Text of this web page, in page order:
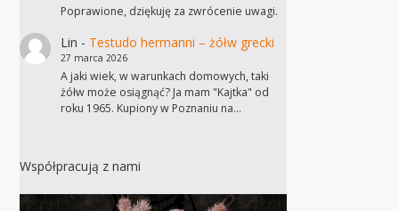
Poprawione, dziękuję za zwrócenie uwagi.
Lin - Testudo hermanni – żółw grecki
27 marca 2026
A jaki wiek, w warunkach domowych, taki
żółw może osiągnąć? Ja mam "Kajtka" od
roku 1965. Kupiony w Poznaniu na…
Współpracują z nami